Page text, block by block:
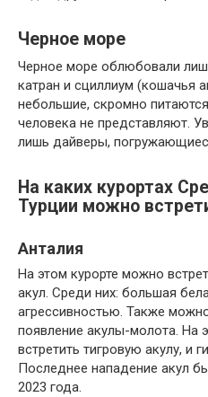
Черное море
Черное море облюбовали
катран и сциллиум (кошачья
небольшие, скромно
человека не представляют.
лишь дайверы,
На каких курортах
Турции можно
Анталия
На этом курорте можно
акул. Среди них: большая
агрессивностью. Также
появление акулы-молота. На
встретить тигровую акулу, и
Последнее нападение акул
2023 года.